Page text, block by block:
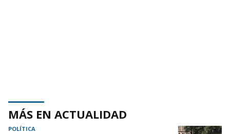
MÁS EN ACTUALIDAD
POLÍTICA